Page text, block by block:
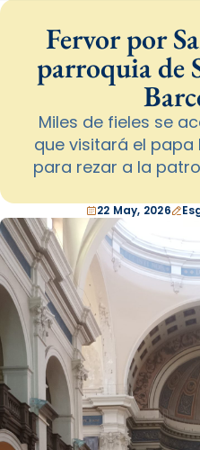
Fervor por
parroquia de
Miles de fieles se
que visitará el papa
para rezar a la
22 May, 2026